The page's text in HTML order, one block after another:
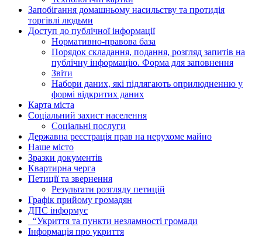
Запобігання домашньому насильству та протидія
торгівлі людьми
Доступ до публічної інформації
Нормативно-правова база
Порядок складання, подання, розгляд запитів на
публічну інформацію. Форма для заповнення
Звіти
Набори даних, які підлягають оприлюдненню у
формі відкритих даних
Карта міста
Соціальний захист населення
Соціальні послуги
Державна реєстрація прав на нерухоме майно
Наше місто
Зразки документів
Квартирна черга
Петиції та звернення
Результати розгляду петицій
Графік прийому громадян
ДПС інформує
“Укриття та пункти незламності громади
Інформація про укриття